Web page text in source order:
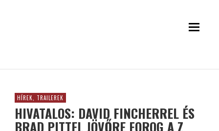
HÍREK, TRAILEREK
HIVATALOS: DAVID FINCHERREL ÉS
BRAD PITTEL JÖVŐRE FOROG A Z